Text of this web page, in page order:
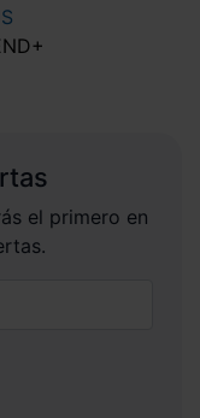
el primero en